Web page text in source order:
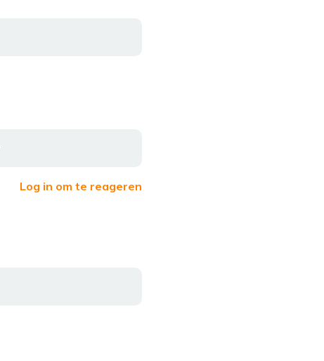
Log in om te reageren